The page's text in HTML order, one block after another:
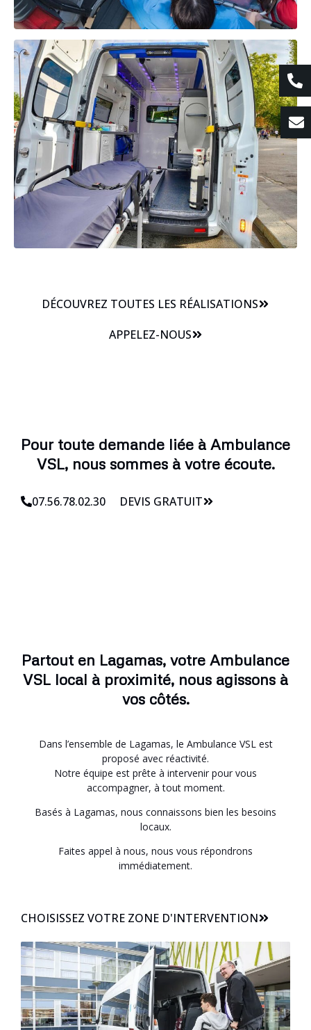
DÉCOUVREZ TOUTES LES RÉALISATIONS
APPELEZ-NOUS
Pour toute demande liée à Ambulance
VSL, nous sommes à votre écoute.
07.56.78.02.30 DEVIS GRATUIT
Partout en Lagamas, votre Ambulance
VSL local à proximité, nous agissons à
vos côtés.
Dans l’ensemble de Lagamas, le Ambulance VSL est
proposé avec réactivité.
Notre équipe est prête à intervenir pour vous
accompagner, à tout moment.
Basés à Lagamas, nous connaissons bien les besoins
locaux.
Faites appel à nous, nous vous répondrons
immédiatement.
CHOISISSEZ VOTRE ZONE D'INTERVENTION